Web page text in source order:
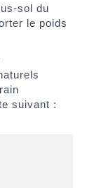
sol du
le poids
suivant :